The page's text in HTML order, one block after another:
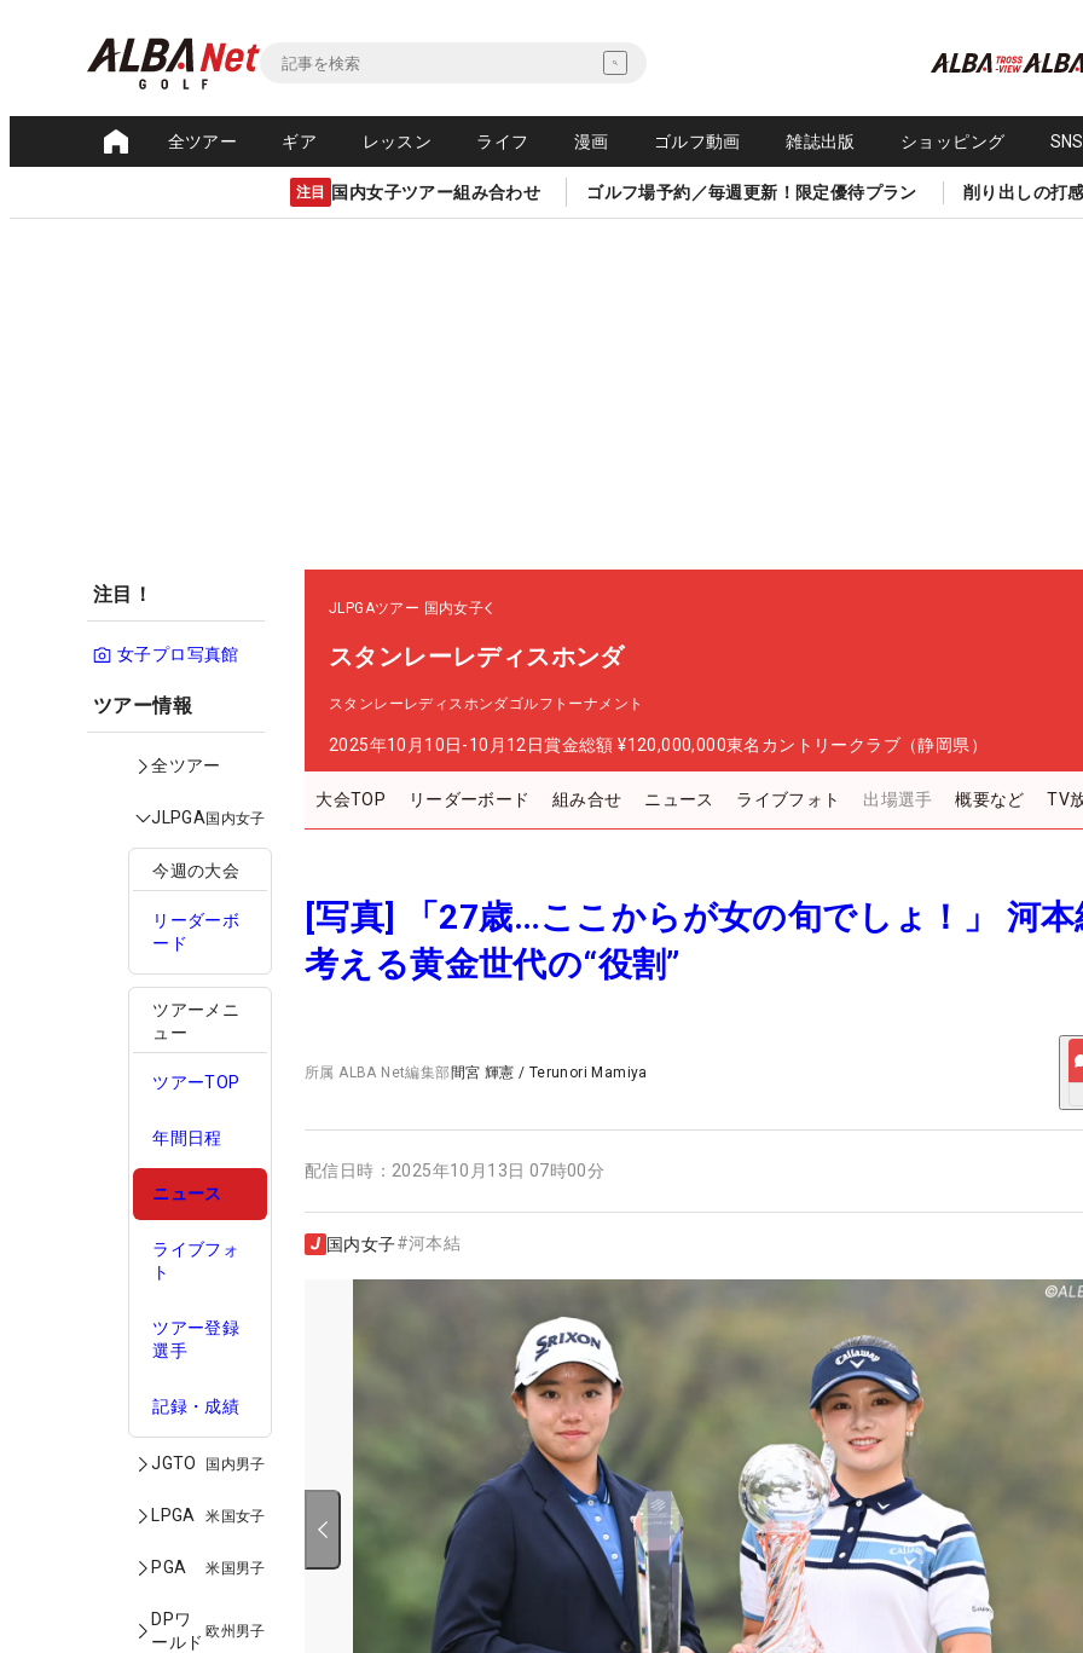
全ツアー ギア レッスン ライフ 漫画 ゴルフ動画 雑誌出版 ショッピング
注目 国内女子ツアー組み合わせ ゴルフ場予約／毎週更新！限定優待プラン 削り出しの打
注目！
女子プロ写真館
ツアー情報
全ツアー
JLPGA国内女子
今週の大会
リーダーボ
ード
ツアーメニ
ュー
ツアーTOP
年間日程
ニュース
ライブフォ
ト
ツアー登録
選手
記録・成績
JGTO 国内男子
LPGA 米国女子
PGA 米国男子
DPワ
ールド
欧州男子
JLPGAツアー 国内女子
スタンレーレディスホンダ
スタンレーレディスホンダゴルフトーナメント
2025年10月10日-10月12日賞金総額 ¥120,000,000東名カントリークラブ（静岡県）
大会TOP リーダーボード 組み合せ ニュース ライブフォト 出場選手 概要など TV
[写真] 「27歳…ここからが女の旬でしょ！」 河
考える黄金世代の“役割”
所属ALBA Net編集部間宮 輝憲 / Terunori Mamiya
配信日時： 2025年10月13日 07時00分
国内女子#河本結